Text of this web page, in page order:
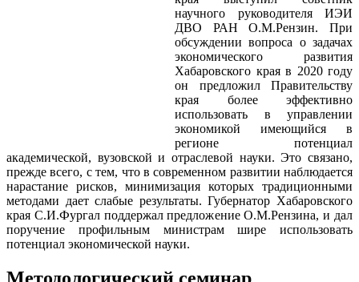
научного руководителя ИЭИ
ДВО РАН О.М.Рензин. При
обсуждении вопроса о задачах
экономического развития
Хабаровского края в 2020 году
он предложил Правительству
края более эффективно
использовать в управлении
экономикой имеющийся в
регионе потенциал
академической, вузовской и отраслевой науки. Это связано,
прежде всего, с тем, что в современном развитии наблюдается
нарастание рисков, минимизация которых традиционными
методами дает слабые результаты. Губернатор Хабаровского
края С.И.Фургал поддержал предложение О.М.Рензина, и дал
поручение профильным министрам шире использовать
потенциал экономической науки.